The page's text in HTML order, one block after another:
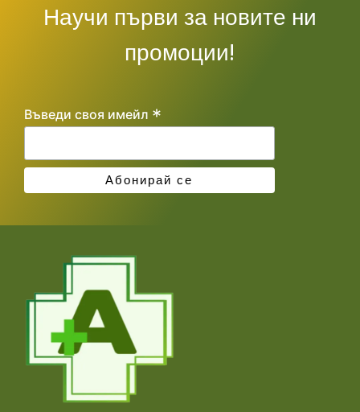
Научи първи за новите ни
промоции!
Въведи своя имейл *